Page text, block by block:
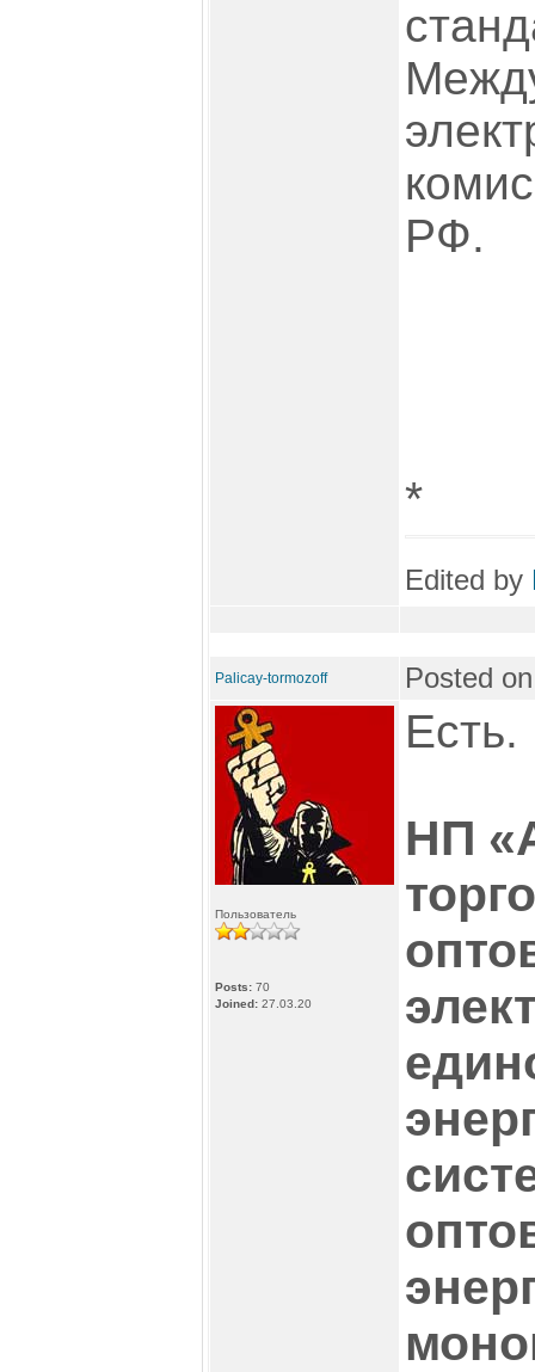
РФ.
*
Edited by
Palicay-tormozoff Posted
Пользователь
Posts: 70
Joined: 27.03.20
Есть.
НП